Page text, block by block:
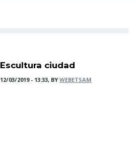
Escultura ciudad
12/03/2019 - 13:33, BYWEBETSAM